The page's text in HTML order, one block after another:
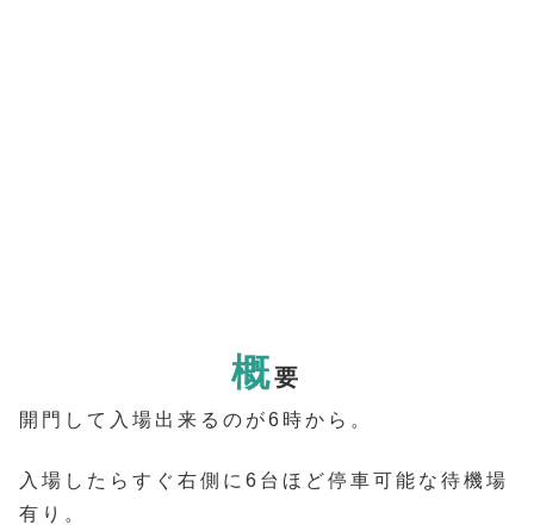
概要
開門して入場出来るのが6時から。
入場したらすぐ右側に6台ほど停車可能な待機場
有り。